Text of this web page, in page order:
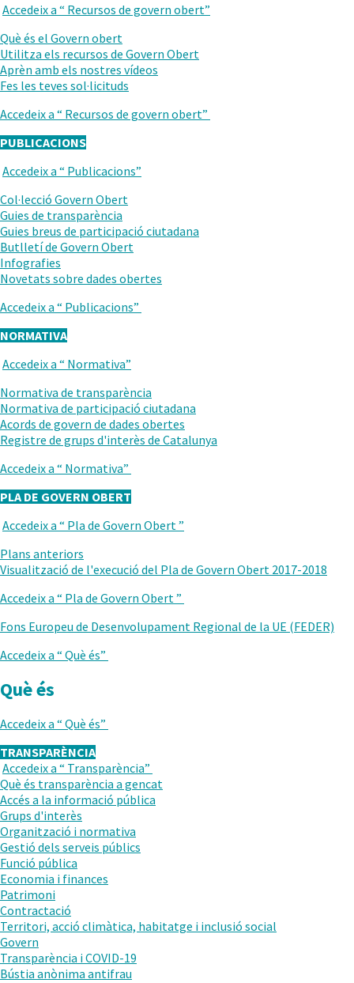
TORNAR
AL
NIVELL
ANTERIOR
Accedeix a “ Recursos de govern obert”
Què és el Govern obert
Obre
en
una
finestra.
Utilitza els recursos de Govern Obert
Aprèn amb els nostres vídeos
una
Fes les teves sol·licituds
Accedeix a “ Recursos de govern obert”
PUBLICACIONS
TORNAR
AL
NIVELL
ANTERIOR
Accedeix a “ Publicacions”
Col·lecció Govern Obert
Guies de transparència
Guies breus de participació ciutadana
Butlletí de Govern Obert
Infografies
Novetats sobre dades obertes
Accedeix a “ Publicacions”
NORMATIVA
TORNAR
AL
NIVELL
ANTERIOR
Accedeix a “ Normativa”
Normativa de transparència
Normativa de participació ciutadana
Acords de govern de dades obertes
Registre de grups d'interès de Catalunya
Accedeix a “ Normativa”
PLA DE GOVERN OBERT
TORNAR
AL
NIVELL
ANTERIOR
Accedeix a “ Pla de Govern Obert ”
Plans anteriors
Visualització de l'execució del Pla de Govern Obert 2017-2018
Accedeix a “ Pla de Govern Obert ”
Fons Europeu de Desenvolupament Regional de la UE (FEDER)
Accedeix a “ Què és”
Què és
Accedeix a “ Què és”
TRANSPARÈNCIA
TORNAR
AL
NIVELL
ANTERIOR
Accedeix a “ Transparència”
Què és transparència a gencat
Accés a la informació pública
Grups d'interès
Organització i normativa
Gestió dels serveis públics
Funció pública
Economia i finances
Patrimoni
Contractació
Territori, acció climàtica, habitatge i inclusió social
Govern
Transparència i COVID-19
Bústia anònima antifrau